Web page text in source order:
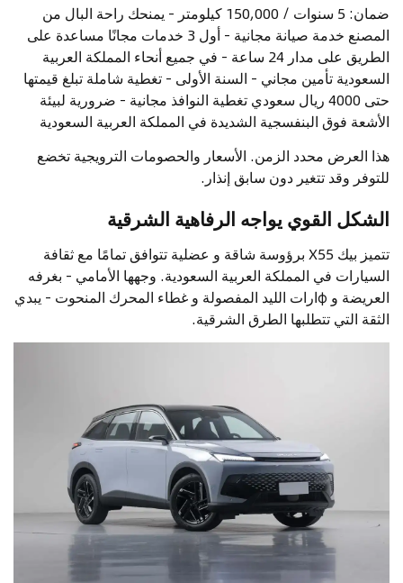
ضمان: 5 سنوات / 150,000 كيلومتر - يمنحك راحة البال من
المصنع خدمة صيانة مجانية - أول 3 خدمات مجانًا مساعدة على
الطريق على مدار 24 ساعة - في جميع أنحاء المملكة العربية
السعودية تأمين مجاني - السنة الأولى - تغطية شاملة تبلغ قيمتها
حتى 4000 ريال سعودي تغطية النوافذ مجانية - ضرورية لبيئة
الأشعة فوق البنفسجية الشديدة في المملكة العربية السعودية
هذا العرض محدد الزمن. الأسعار والحصومات الترويجية تخضع
للتوفر وقد تتغير دون سابق إنذار.
الشكل القوي يواجه الرفاهية الشرقية
تتميز بيك X55 برؤوسة شاقة و عضلية تتوافق تمامًا مع ثقافة
السيارات في المملكة العربية السعودية. وجهها الأمامي - بغرفه
العريضة و фارات الليد المفصولة و غطاء المحرك المنحوت - يبدي
الثقة التي تتطلبها الطرق الشرقية.